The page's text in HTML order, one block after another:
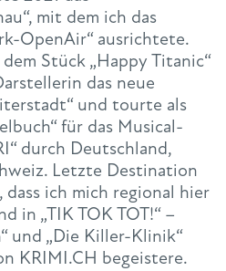
mit dem ich das
OpenAir“ ausrichtete.
Stück „Happy Titanic“
das neue
und tourte als
für das Musical-
durch Deutschland,
Letzte Destination
ich mich regional hier
in „TIK TOK TOT!“ –
und „Die Killer-Klinik“
KRIMI.CH begeistere.